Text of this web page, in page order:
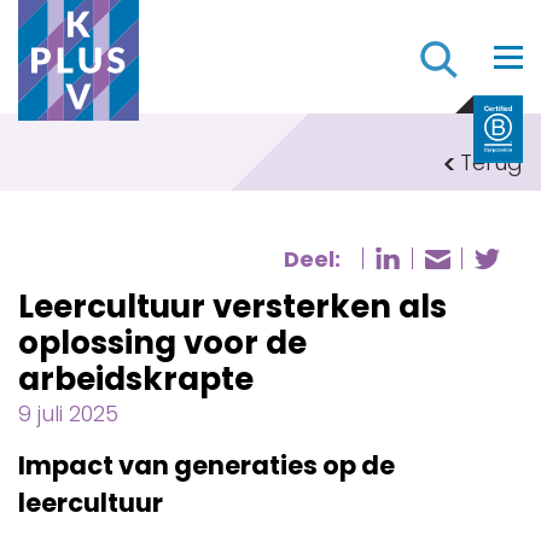
Terug
Deel: DeelDeel
Leercultuur versterken als
oplossing voor de
arbeidskrapte
9 juli 2025
Impact van generaties op de
leercultuur